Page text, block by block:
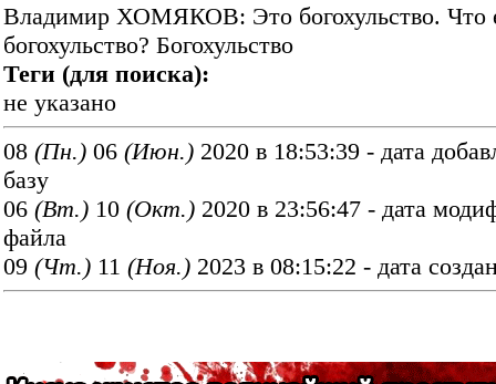
Владимир ХОМЯКОВ: Это богохульство. Что
богохульство? Богохульство
Теги (для поиска):
не указано
08 (Пн.) 06 (Июн.) 2020 в 18:53:39 - дата
базу
06 (Вт.) 10 (Окт.) 2020 в 23:56:47 - дата
файла
09 (Чт.) 11 (Ноя.) 2023 в 08:15:22 - дата